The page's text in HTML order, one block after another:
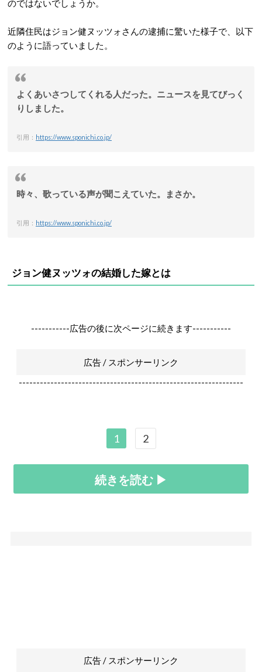
のではないでしょうか。
近隣住民はジョン健ヌッツォさんの逮捕に驚いた様子で、以下
のように語っていました。
よくあいさつしてくれる人だった。ニュースを見てびっく
りしました。
引用： https://www.sponichi.co.jp/
時々、歌っている声が聞こえていた。まさか。
引用： https://www.sponichi.co.jp/
ジョン健ヌッツォの結婚した嫁とは
-----------広告の後に次ページに続きます-----------
広告 / スポンサーリンク
----------------------------------------------------------------
1 2
続きを読む ▶
広告 / スポンサーリンク